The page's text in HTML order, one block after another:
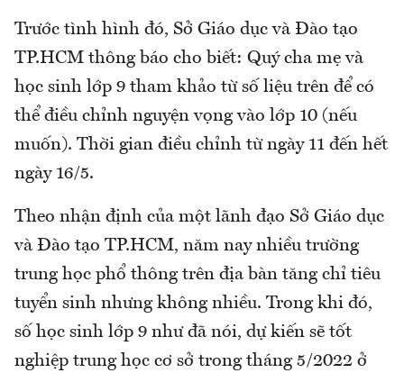
Trước tình hình đó, Sở Giáo dục và Đào tạo
TP.HCM thông báo cho biết: Quý cha mẹ và
học sinh lớp 9 tham khảo từ số liệu trên để có
thể điều chỉnh nguyện vọng vào lớp 10 (nếu
muốn). Thời gian điều chỉnh từ ngày 11 đến hết
ngày 16/5.
Theo nhận định của một lãnh đạo Sở Giáo dục
và Đào tạo TP.HCM, năm nay nhiều trường
trung học phổ thông trên địa bàn tăng chỉ tiêu
tuyển sinh nhưng không nhiều. Trong khi đó,
số học sinh lớp 9 như đã nói, dự kiến sẽ tốt
nghiệp trung học cơ sở trong tháng 5/2022 ở